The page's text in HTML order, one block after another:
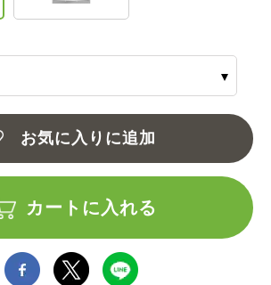
お気に入りに追加
カートに入れる